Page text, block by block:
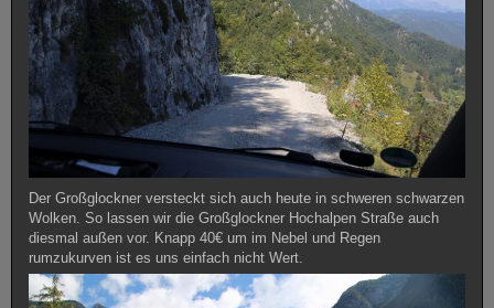
Der Großglockner versteckt sich auch heute in schweren schwarzen
Wolken. So lassen wir die Großglockner Hochalpen Straße auch
diesmal außen vor. Knapp 40€ um im Nebel und Regen
rumzukurven ist es uns einfach nicht Wert.